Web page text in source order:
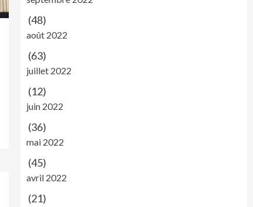
(48)
août 2022
(63)
juillet 2022
(12)
juin 2022
(36)
mai 2022
(45)
avril 2022
(21)